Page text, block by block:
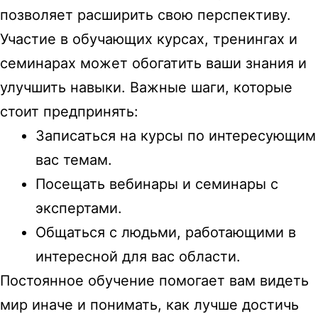
позволяет расширить свою перспективу.
Участие в обучающих курсах, тренингах и
семинарах может обогатить ваши знания и
улучшить навыки. Важные шаги, которые
стоит предпринять:
Записаться на курсы по интересующим
вас темам.
Посещать вебинары и семинары с
экспертами.
Общаться с людьми, работающими в
интересной для вас области.
Постоянное обучение помогает вам видеть
мир иначе и понимать, как лучше достичь